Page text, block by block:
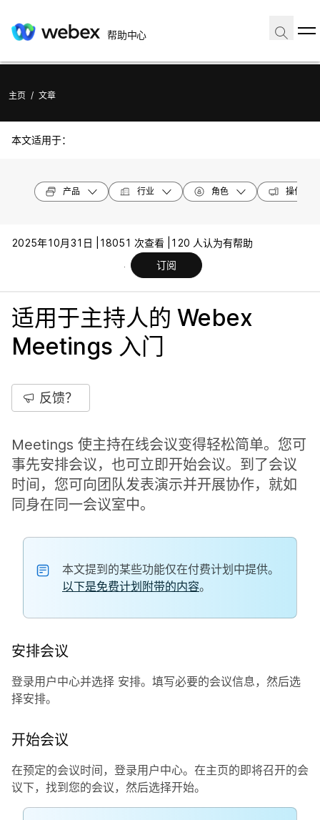
帮助中心
主页 / 文章
本文适用于：
产品 行业 角色 操作系统
2025年10月31日 | 18051 次查看 |
120 人认为有帮助
订阅
适用于主持人的 Webex
Meetings 入门
反馈？
Meetings 使主持在线会议变得轻松简单。您可
事先安排会议，也可立即开始会议。到了会议
时间，您可向团队发表演示并开展协作，就如
同身在同一会议室中。
本文提到的某些功能仅在付费计划中提供。
以下是免费计划附带的内容。
安排会议
登录用户中心并选择 安排。填写必要的会议信息，然后选
择安排。
开始会议
在预定的会议时间，登录用户中心。在主页的即将召开的会
议下，找到您的会议，然后选择开始。